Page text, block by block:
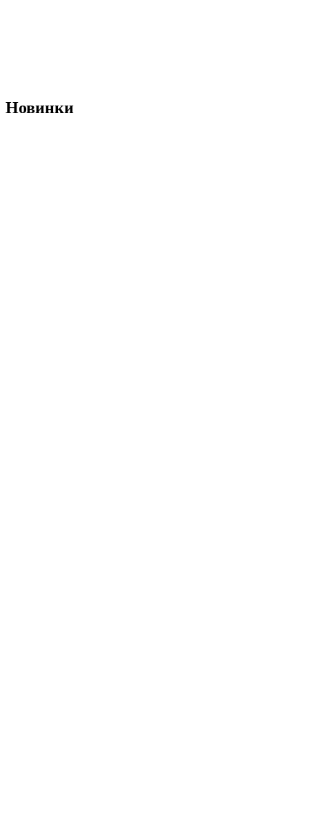
Новинки